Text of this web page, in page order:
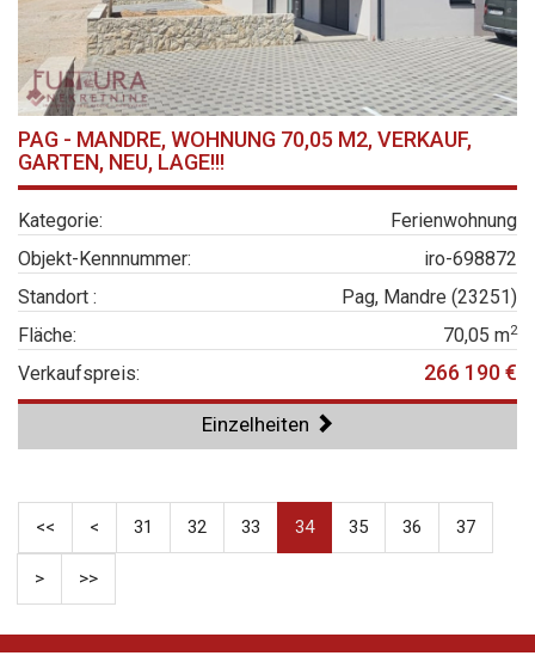
PAG - MANDRE, WOHNUNG 70,05 M2, VERKAUF,
GARTEN, NEU, LAGE!!!
Kategorie:
Ferienwohnung
Objekt-Kennnummer:
iro-698872
Standort :
Pag, Mandre (23251)
Fläche:
70,05 m2
Verkaufspreis: 266 190 €
Einzelheiten
<< < 31 32 33 34 35 36 37
> >>